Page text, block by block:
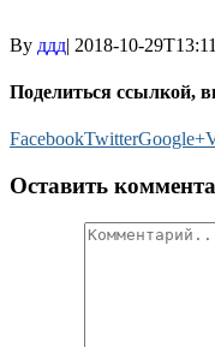
By ддд| 2018-10-
Поделиться ссылкой,
FacebookTwitterGoogle+
Оставить